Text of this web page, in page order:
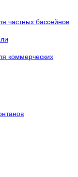
частных бассейнов
коммерческих